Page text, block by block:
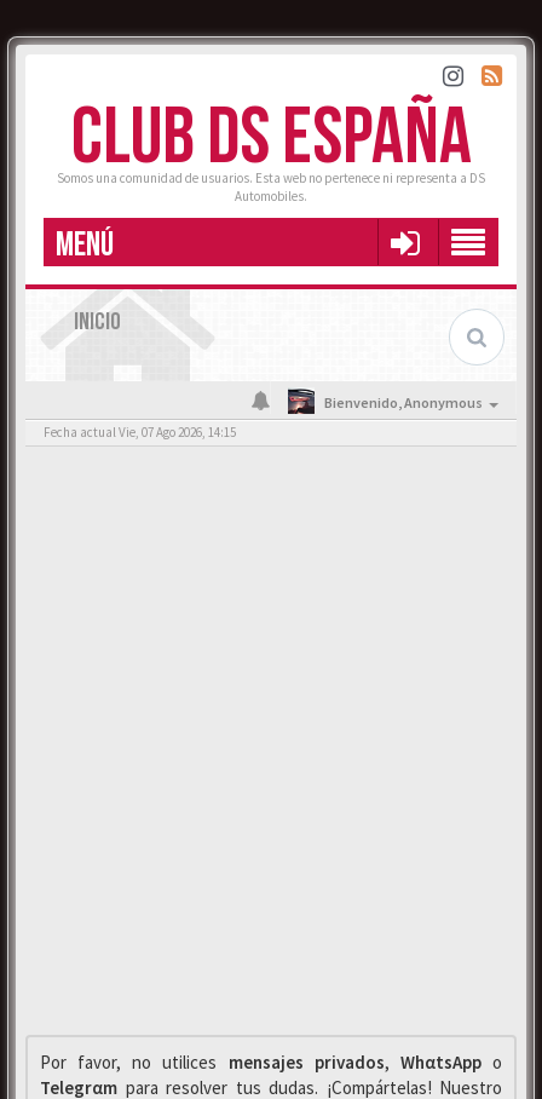
CLUB DS ESPAÑA
Somos una comunidad de usuarios. Esta web no pertenece ni representa a DS
Automobiles.
MENÚ
INICIO
Bienvenido,Anonymous
Fecha actual Vie, 07 Ago 2026, 14:15
Por favor, no utilices mensajes privados, WhαtsAppo
Telegrαm para resolver tus dudas. ¡Compártelas! Nuestro